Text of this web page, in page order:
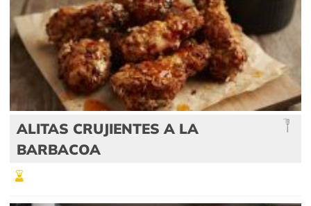
ALITAS CRUJIENTES A LA
BARBACOA